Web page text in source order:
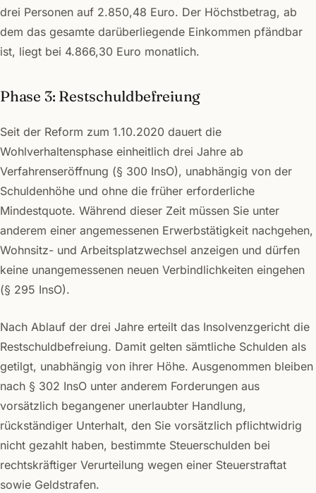
drei Personen auf 2.850,48 Euro. Der Höchstbetrag, ab
dem das gesamte darüberliegende Einkommen pfändbar
ist, liegt bei 4.866,30 Euro monatlich.
Phase 3: Restschuldbefreiung
Seit der Reform zum 1.10.2020 dauert die
Wohlverhaltensphase einheitlich drei Jahre ab
Verfahrenseröffnung (§ 300 InsO), unabhängig von der
Schuldenhöhe und ohne die früher erforderliche
Mindestquote. Während dieser Zeit müssen Sie unter
anderem einer angemessenen Erwerbstätigkeit nachgehen,
Wohnsitz- und Arbeitsplatzwechsel anzeigen und dürfen
keine unangemessenen neuen Verbindlichkeiten eingehen
(§ 295 InsO).
Nach Ablauf der drei Jahre erteilt das Insolvenzgericht die
Restschuldbefreiung. Damit gelten sämtliche Schulden als
getilgt, unabhängig von ihrer Höhe. Ausgenommen bleiben
nach § 302 InsO unter anderem Forderungen aus
vorsätzlich begangener unerlaubter Handlung,
rückständiger Unterhalt, den Sie vorsätzlich pflichtwidrig
nicht gezahlt haben, bestimmte Steuerschulden bei
rechtskräftiger Verurteilung wegen einer Steuerstraftat
sowie Geldstrafen.